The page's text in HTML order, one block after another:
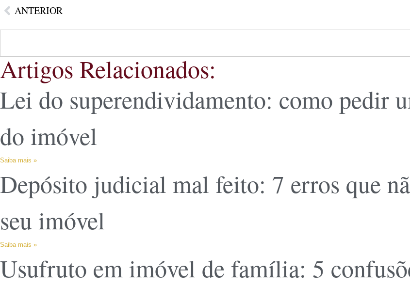
ANTERIOR
Artigos Relacionados:
Lei do superendividamento: como pedir
do imóvel
Saiba mais »
Depósito judicial mal feito: 7 erros que
seu imóvel
Saiba mais »
Usufruto em imóvel de família: 5